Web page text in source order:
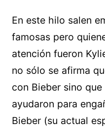
En este hilo salen
famosas pero
atención fueron
no sólo se afirma
con Bieber sino
ayudaron para
Bieber (su actual